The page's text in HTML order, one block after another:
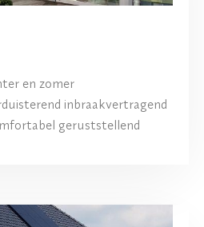
en zomer
inbraakvertragend
geruststellend